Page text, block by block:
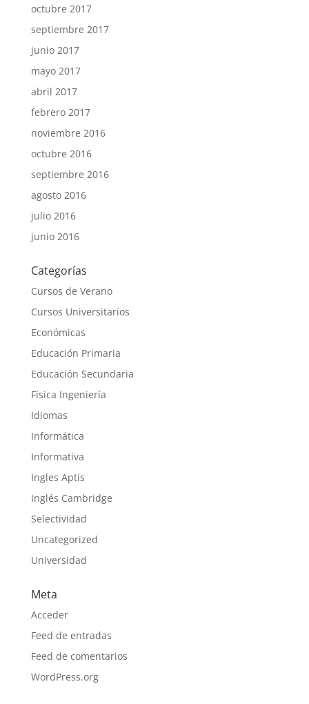
octubre 2017
septiembre 2017
junio 2017
mayo 2017
abril 2017
febrero 2017
noviembre 2016
octubre 2016
septiembre 2016
agosto 2016
julio 2016
junio 2016
Categorías
Cursos de Verano
Cursos Universitarios
Económicas
Educación Primaria
Educación Secundaria
Física Ingeniería
Idiomas
Informática
Informativa
Ingles Aptis
Inglés Cambridge
Selectividad
Uncategorized
Universidad
Meta
Acceder
Feed de entradas
Feed de comentarios
WordPress.org